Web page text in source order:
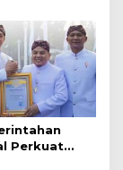
Perkuat